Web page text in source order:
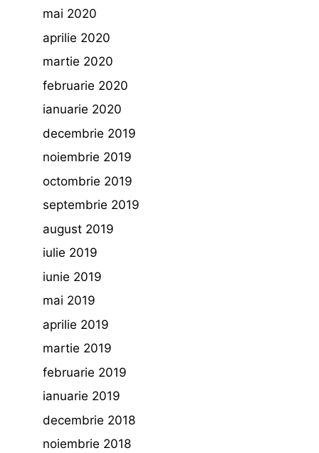
mai 2020
aprilie 2020
martie 2020
februarie 2020
ianuarie 2020
decembrie 2019
noiembrie 2019
octombrie 2019
septembrie 2019
august 2019
iulie 2019
iunie 2019
mai 2019
aprilie 2019
martie 2019
februarie 2019
ianuarie 2019
decembrie 2018
noiembrie 2018